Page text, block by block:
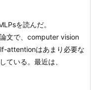
を読んだ。
文で、computer vision
attentionはあまり必要な
ている。最近は、